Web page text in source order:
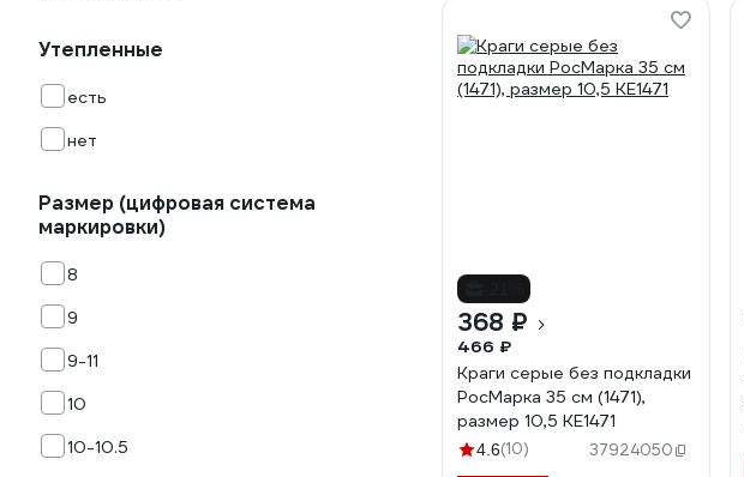
Утепленные
есть
нет
Размер (цифровая система
маркировки)
8
9
9-11
10
10-10.5
368 ₽
466 ₽
Краги серые без подкладки
РосМарка 35 см (1471),
размер 10,5 КЕ1471
4.6(10) 37924050